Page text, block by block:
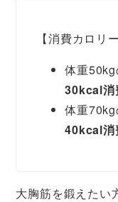
【消費カロリ
体重
30kcal消
体重
40kcal消
大胸筋を鍛えたい